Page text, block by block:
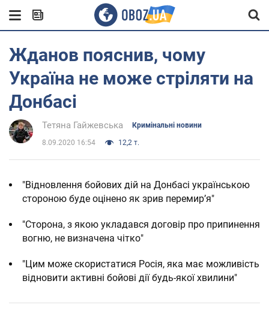
Жданов пояснив, чому
Україна не може стріляти на
Донбасі
Тетяна Гайжевська Кримінальні новини
8.09.2020 16:54 12,2 т.
"Відновлення бойових дій на Донбасі українською
стороною буде оцінено як зрив перемир’я"
"Сторона, з якою укладався договір про припинення
вогню, не визначена чітко"
"Цим може скористатися Росія, яка має можливість
відновити активні бойові дії будь-якої хвилини"